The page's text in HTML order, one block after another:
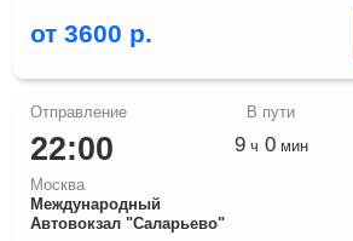
от 3600 р.
22:00
Москва
Международный
Автовокзал "Саларьево"
9ч 0мин